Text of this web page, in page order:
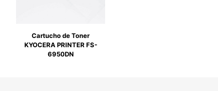
Cartucho de Toner
KYOCERA PRINTER FS-
6950DN